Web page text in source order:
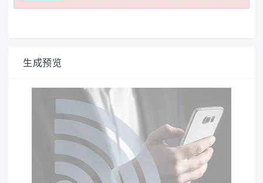
生成预览